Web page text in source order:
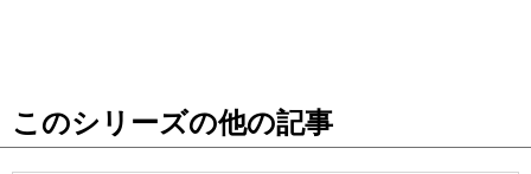
東京
このシリーズの他の記事